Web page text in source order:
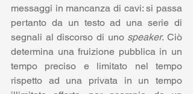
messaggi in mancanza di cavi: si passa
pertanto da un testo ad una serie di
segnali al discorso di uno speaker. Ciò
determina una fruizione pubblica in un
tempo preciso e limitato nel tempo
rispetto ad una privata in un tempo